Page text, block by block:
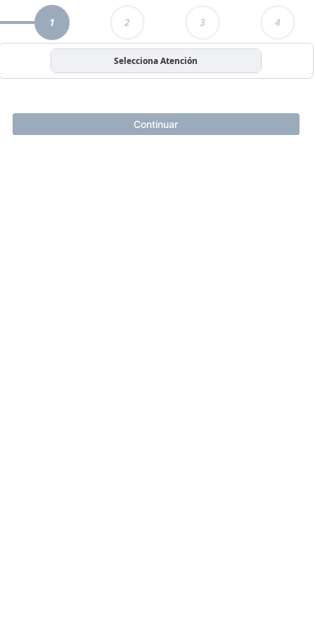
1 2 3 4
Selecciona Atención
Continuar